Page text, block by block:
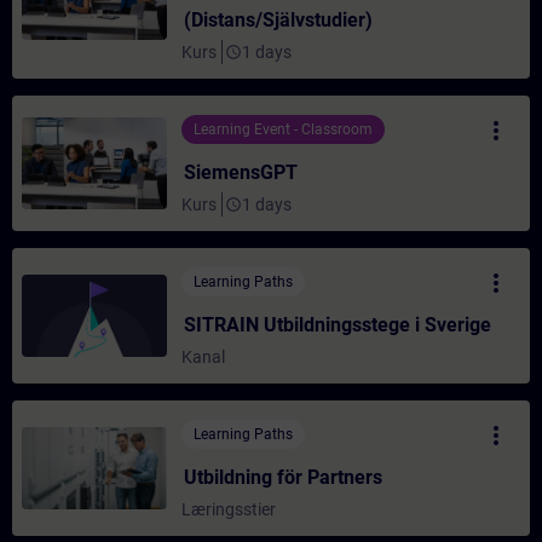
(Distans/Självstudier)
Kurs access_time1 days
Learning Event - Classroom more_vert
SiemensGPT
Kurs access_time1 days
Learning Paths more_vert
SITRAIN Utbildningsstege i Sverige
Kanal
Learning Paths more_vert
Utbildning för Partners
Læringsstier